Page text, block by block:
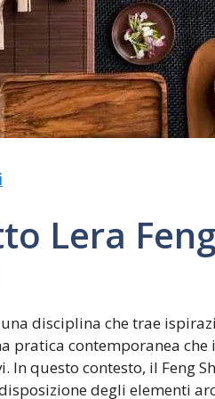
Scrivere
Stagioni
Lera
disciplina che trae
pratica contemporanea che
In questo contesto, il Feng
degli elementi